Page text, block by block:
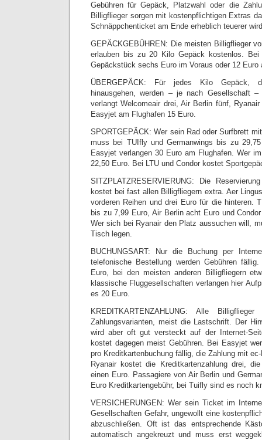
Gebühren für Gepäck, Platzwahl oder die
Billigflieger sorgen mit kostenpflichtigen Extras
Schnäppchenticket am Ende erheblich teuerer
GEPÄCKGEBÜHREN: Die meisten Billigflieger
erlauben bis zu 20 Kilo Gepäck kostenlos. Bei
Gepäckstück sechs Euro im Voraus oder 12 Euro
ÜBERGEPÄCK: Für jedes Kilo Gepäck,
hinausgehen, werden – je nach Gesellschaft
verlangt Welcomeair drei, Air Berlin fünf,
Easyjet am Flughafen 15 Euro.
SPORTGEPÄCK: Wer sein Rad oder Surfbrett
muss bei TUIfly und Germanwings bis zu
Easyjet verlangen 30 Euro am Flughafen. Wer
22,50 Euro. Bei LTU und Condor kostet
SITZPLATZRESERVIERUNG: Die
kostet bei fast allen Billigfliegern extra. Aer
vorderen Reihen und drei Euro für die hinteren.
bis zu 7,99 Euro, Air Berlin acht Euro und
Wer sich bei Ryanair den Platz aussuchen will,
Tisch legen.
BUCHUNGSART: Nur die Buchung per
telefonische Bestellung werden Gebühren
Euro, bei den meisten anderen Billigfliegern
klassische Fluggesellschaften verlangen hier
es 20 Euro.
KREDITKARTENZAHLUNG: Alle
Zahlungsvarianten, meist die Lastschrift. Der
wird aber oft gut versteckt auf der Internet-
kostet dagegen meist Gebühren. Bei Easyjet
pro Kreditkartenbuchung fällig, die Zahlung mit
Ryanair kostet die Kreditkartenzahlung drei,
einen Euro. Passagiere von Air Berlin und
Euro Kreditkartengebühr, bei Tuifly sind es noch
VERSICHERUNGEN: Wer sein Ticket im
Gesellschaften Gefahr, ungewollt eine
abzuschließen. Oft ist das entsprechende
automatisch angekreuzt und muss erst